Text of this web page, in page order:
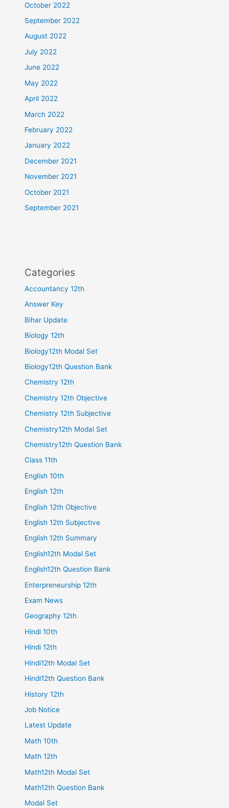
October 2022
September 2022
August 2022
July 2022
June 2022
May 2022
April 2022
March 2022
February 2022
January 2022
December 2021
November 2021
October 2021
September 2021
Categories
Accountancy 12th
Answer Key
Bihar Update
Biology 12th
Biology12th Modal Set
Biology12th Question Bank
Chemistry 12th
Chemistry 12th Objective
Chemistry 12th Subjective
Chemistry12th Modal Set
Chemistry12th Question Bank
Class 11th
English 10th
English 12th
English 12th Objective
English 12th Subjective
English 12th Summary
English12th Modal Set
English12th Question Bank
Enterpreneurship 12th
Exam News
Geography 12th
Hindi 10th
Hindi 12th
Hindi12th Modal Set
Hindi12th Question Bank
History 12th
Job Notice
Latest Update
Math 10th
Math 12th
Math12th Modal Set
Math12th Question Bank
Modal Set